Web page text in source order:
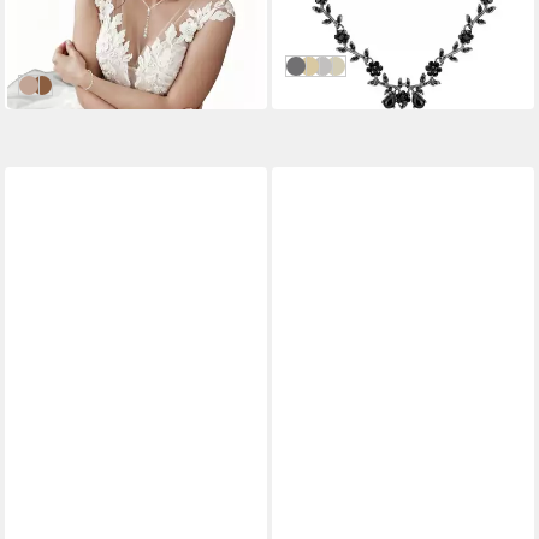
(5,75 €/ 1 Stk)
-49%
in 6-7 Werktagen bei dir
A B
-32%
lieferbar in 2 Wochen
DC B A